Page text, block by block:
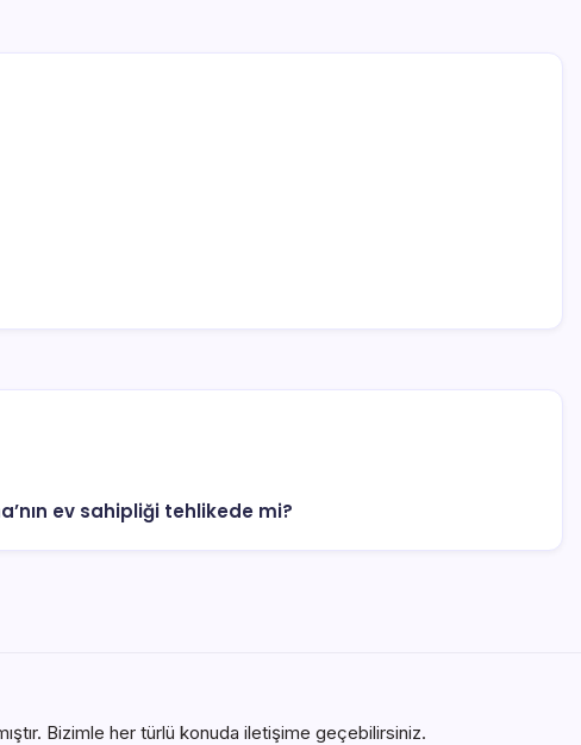
ev sahipliği tehlikede mi?
Bizimle her türlü konuda iletişime geçebilirsiniz.